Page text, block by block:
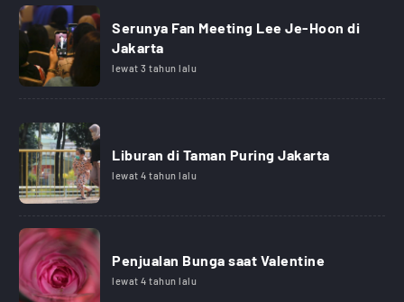
Serunya Fan Meeting Lee Je-Hoon di
Jakarta
lewat 3 tahun lalu
Liburan di Taman Puring Jakarta
lewat 4 tahun lalu
Penjualan Bunga saat Valentine
lewat 4 tahun lalu